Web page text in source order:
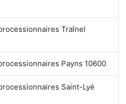
Traînel
Payns 10600
Saint-Lyé